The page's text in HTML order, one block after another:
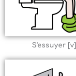
S'essuyer [v]